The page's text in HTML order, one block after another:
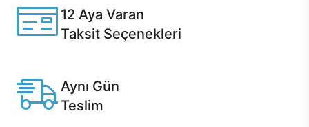
12 Aya Varan
Taksit Seçenekleri
Aynı Gün
Teslim